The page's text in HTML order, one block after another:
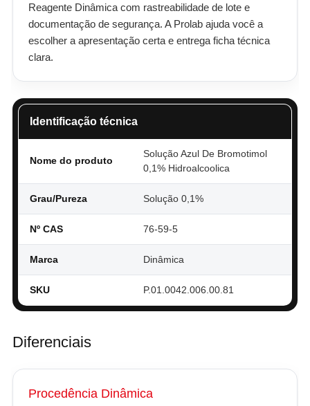
Reagente Dinâmica com rastreabilidade de lote e
documentação de segurança. A Prolab ajuda você a
escolher a apresentação certa e entrega ficha técnica
clara.
Identificação técnica
Nome do produto
Solução Azul De Bromotimol
0,1% Hidroalcoolica
Grau/Pureza Solução 0,1%
Nº CAS 76-59-5
Marca Dinâmica
SKU P.01.0042.006.00.81
Diferenciais
Procedência Dinâmica